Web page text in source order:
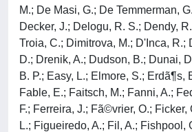
M.; De Masi, G.; De Temmerman,
Decker, J.; Delogu, R. S.; Dendy,
Troia, C.; Dimitrova, M.; D'Inca, R.;
D.; Drenik, A.; Dudson, B.; Dunai,
B. P.; Easy, L.; Elmore, S.; Erdã¶s,
Fable, E.; Faitsch, M.; Fanni, A.;
F.; Ferreira, J.; Fã©vrier, O.; Ficker,
L.; Figueiredo, A.; Fil, A.; Fishpool,